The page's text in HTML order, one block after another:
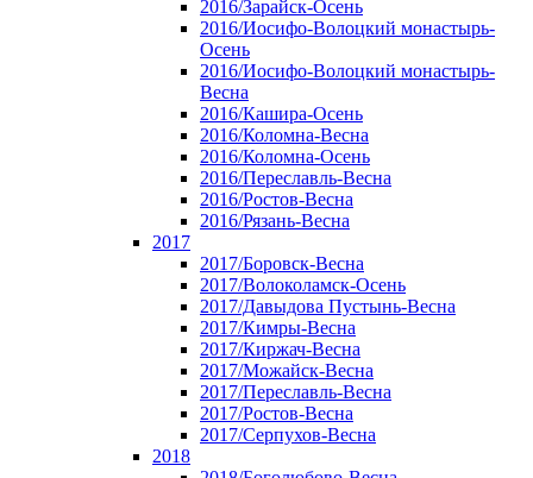
2016/Зарайск-Осень
2016/Иосифо-Волоцкий монастырь-
Осень
2016/Иосифо-Волоцкий монастырь-
Весна
2016/Кашира-Осень
2016/Коломна-Весна
2016/Коломна-Осень
2016/Переславль-Весна
2016/Ростов-Весна
2016/Рязань-Весна
2017
2017/Боровск-Весна
2017/Волоколамск-Осень
2017/Давыдова Пустынь-Весна
2017/Кимры-Весна
2017/Киржач-Весна
2017/Можайск-Весна
2017/Переславль-Весна
2017/Ростов-Весна
2017/Серпухов-Весна
2018